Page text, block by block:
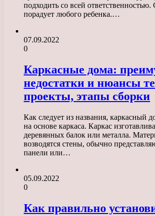
подходить со всей
порадует любого ребенка.…
07.09.2022
0
Каркасные дома:
недостатки и нюансы
проекты, этапы сборки
Как следует из названия, каркасный
на основе каркаса. Каркас
деревянных балок или металла.
возводятся стены, обычно
панели или…
05.09.2022
0
Как правильно